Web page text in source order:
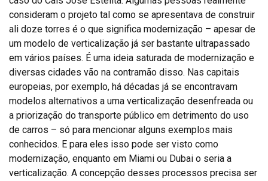
consideram o projeto tal como se apresentava de construir
ali doze torres é o que significa modernização – apesar de
um modelo de verticalização já ser bastante ultrapassado
em vários países. É uma ideia saturada de modernização e
diversas cidades vão na contramão disso. Nas capitais
europeias, por exemplo, há décadas já se encontravam
modelos alternativos a uma verticalização desenfreada ou
a priorização do transporte público em detrimento do uso
de carros – só para mencionar alguns exemplos mais
conhecidos. E para eles isso pode ser visto como
modernização, enquanto em Miami ou Dubai o seria a
verticalização. A concepção desses processos precisa ser